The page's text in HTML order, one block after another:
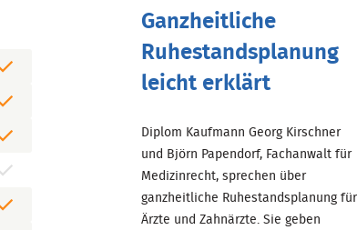
Ganzheitliche
Ruhestandsplanung
leicht erklärt
Diplom Kaufmann Georg Kirschner
und Björn Papendorf, Fachanwalt für
Medizinrecht, sprechen über
ganzheitliche Ruhestandsplanung für
Ärzte und Zahnärzte. Sie geben